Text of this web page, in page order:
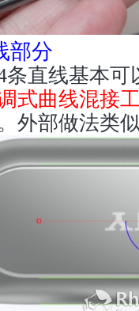
部分
条直线基本可
式曲线混接
外部做法类似